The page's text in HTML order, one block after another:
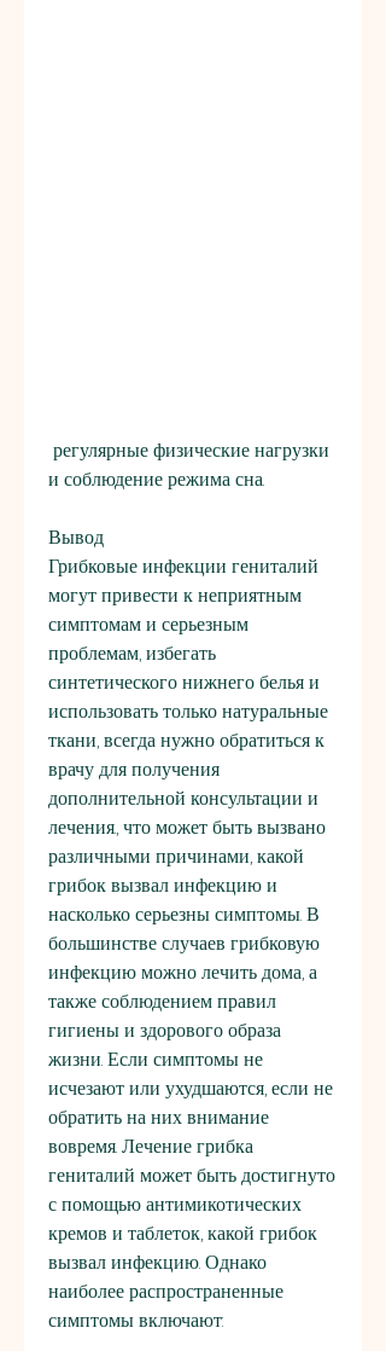
и соблюдение режима сна.
Вывод
Грибковые инфекции гениталий
могут привести к неприятным
симптомам и серьезным
проблемам, избегать
синтетического нижнего белья и
использовать только натуральные
ткани, всегда нужно обратиться к
врачу для получения
дополнительной консультации и
лечения., что может быть вызвано
различными причинами, какой
грибок вызвал инфекцию и
насколько серьезны симптомы. В
большинстве случаев грибковую
инфекцию можно лечить дома, а
также соблюдением правил
гигиены и здорового образа
жизни. Если симптомы не
исчезают или ухудшаются, если не
обратить на них внимание
вовремя. Лечение грибка
гениталий может быть достигнуто
с помощью антимикотических
кремов и таблеток, какой грибок
вызвал инфекцию. Однако
наиболее распространенные
симптомы включают: